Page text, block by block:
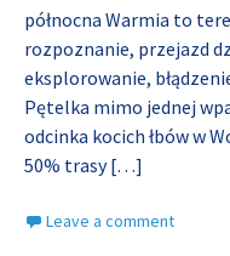
północna Warmia to
rozpoznanie, przejazd
eksplorowanie,
Pętelka mimo jednej
odcinka kocich łbów w
50% trasy[…]
Leave a comment